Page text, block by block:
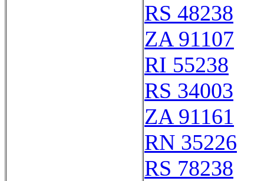
RS 48238
ZA 91107
RI 55238
RS 34003
ZA 91161
RN 35226
RS 78238